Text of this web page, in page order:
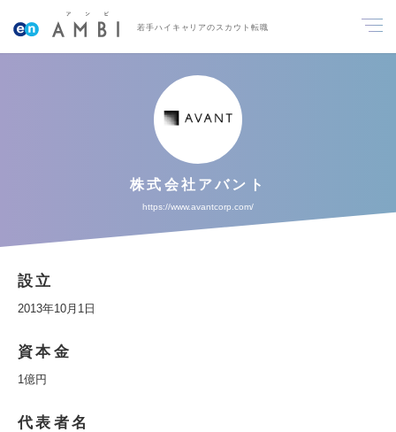
若手ハイキャリアのスカウト転職
株式会社アバント
https://www.avantcorp.com/
設立
2013年10月1日
資本金
1億円
代表者名